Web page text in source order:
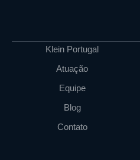
Klein Portugal
Atuação
Equipe
Blog
Contato